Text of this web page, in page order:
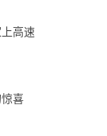
高速
喜